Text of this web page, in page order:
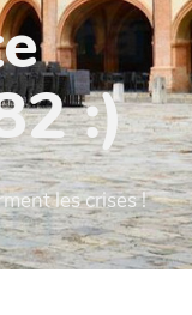
:)
les crises !